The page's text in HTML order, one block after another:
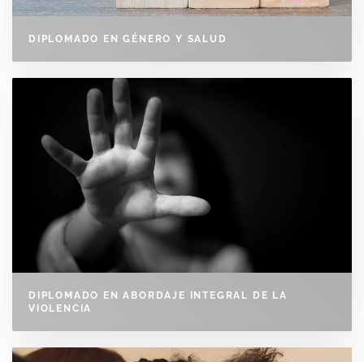
DIPLOMADO EN GÉNERO Y SALUD
DIPLOMADO EN ABORDAJE INTEGRAL DE LA
VIOLENCIA